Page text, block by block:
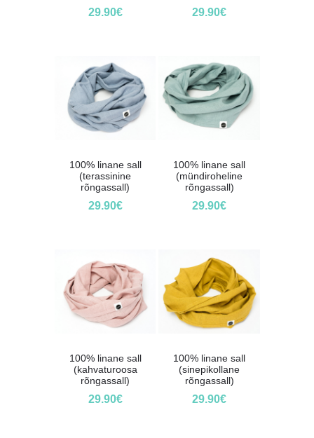
29.90€ 29.90€
100% linane sall
(terassinine
rõngassall)
29.90€
100% linane sall
(mündiroheline
rõngassall)
29.90€
100% linane sall
(kahvaturoosa
rõngassall)
29.90€
100% linane sall
(sinepikollane
rõngassall)
29.90€